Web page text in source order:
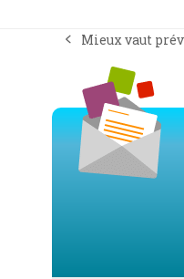
previous
Mieux vaut